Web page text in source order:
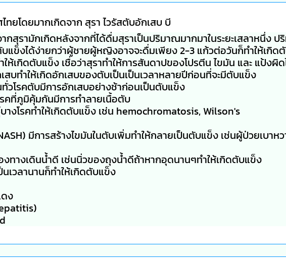
ทยโดยมากเกิดจาก สุรา ไวรัสตับอักเสบ บี
กสุรามักเกิดหลังจากที่ได้ดื่มสุราเป็นปริมาณมากมาในระยะเสลาหนึ่ง
ข็งได้ง่ายกว่าผู้ชายผู้หญิงอาจจะดื่มเพียง 2-3 แก้วต่อวันก็ทำให้เกิด
เกิดตับแข็ง เชื่อว่าสุราทำให้การสันดาปของโปรตีน ไขมัน และ แป้งผิด
สบทำให้เกิดอักเสบของตับเป็นเป็นเวลาหลายปีก่อนที่จะมีตับแข็ง
วโรคตับมีการอักเสบอย่างช้าก่อนเป็นตับแข็ง
ที่ภูมิคุ้มกันมีการทำลายเนื้อตับ
งโรคทำให้เกิดตับแข็ง เช่น hemochromatosis, Wilson's
มีการสร้างไขมันในตับเพิ่มทำให้กลายเป็นตับแข็ง เช่นผู้ป่วยเบาห
างเดินน้ำดี เช่นนิ่วของถุงน้ำดีถ้าหากอุดนานๆทำให้เกิดตับแข็ง
เวลานานก็ทำให้เกิดตับแข็ง
ง